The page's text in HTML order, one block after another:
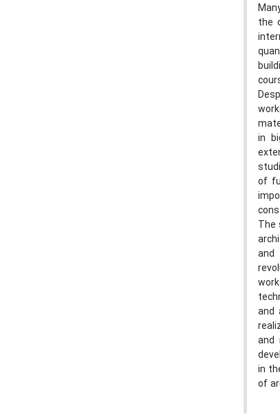
the
in
of
The
and
and
and
in
of